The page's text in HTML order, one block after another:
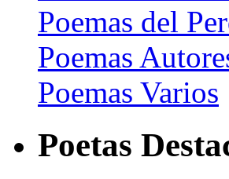
Poemas del
Poemas
Poemas Varios
Poetas